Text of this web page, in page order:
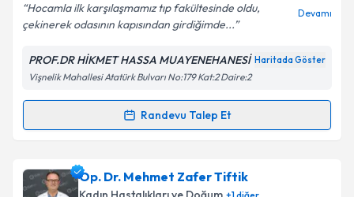
Hocamla ilk karşılaşmamız tıp fakültesinde oldu,
çekinerek odasının kapısından girdiğimde...
Devamı
PROF.DR HİKMET HASSA MUAYENEHANESİ Haritada Göster
Vişnelik Mahallesi Atatürk Bulvarı No:179 Kat:2 Daire:2
Randevu Talep Et
Randevu Takvimi Talebi
Prof. Dr. Hikmet Hassaiçin randevu takvimi talebi
oluşturun. Size bu uzmandan randevu almanız için bir
Op. Dr. Mehmet Zafer Tiftik